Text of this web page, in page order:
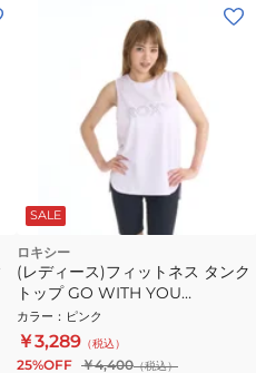
SALE
ロキシー
(レディース)フィットネス タンク
トップ GO WITH YOU
26SPRSL261539LPK
カラー ： ピンク
￥3,289 （税込）
25%OFF ￥4,400（税込）